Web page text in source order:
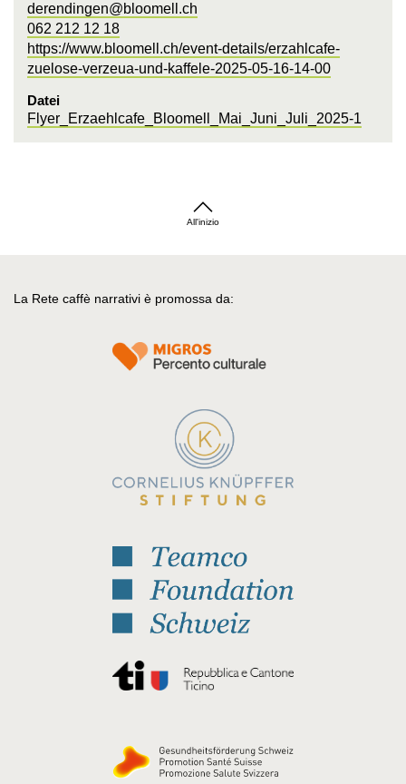
derendingen@bloomell.ch
062 212 12 18
https://www.bloomell.ch/event-details/erzahlcafe-
zuelose-verzeua-und-kaffele-2025-05-16-14-00
Datei
Flyer_Erzaehlcafe_Bloomell_Mai_Juni_Juli_2025-1
All'inizio
La Rete caffè narrativi è promossa da: